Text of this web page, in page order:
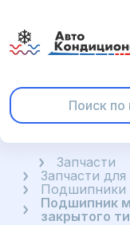
ГлавнаяЗапчасти
Запчасти
Подшипники
Подшипник
закрытого